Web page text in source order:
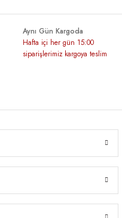
Aynı Gün Kargoda
Hafta içi her gün 15:00
siparişlerimiz kargoya teslim